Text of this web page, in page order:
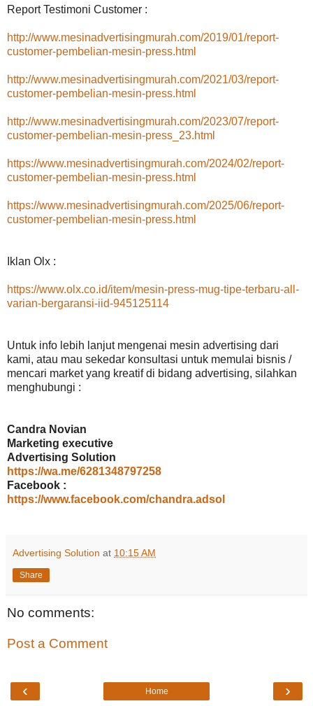
Report Testimoni Customer :
http://www.mesinadvertisingmurah.com/2019/01/report-
customer-pembelian-mesin-press.html
http://www.mesinadvertisingmurah.com/2021/03/report-
customer-pembelian-mesin-press.html
http://www.mesinadvertisingmurah.com/2023/07/report-
customer-pembelian-mesin-press_23.html
https://www.mesinadvertisingmurah.com/2024/02/report-
customer-pembelian-mesin-press.html
https://www.mesinadvertisingmurah.com/2025/06/report-
customer-pembelian-mesin-press.html
Iklan Olx :
https://www.olx.co.id/item/mesin-press-mug-tipe-terbaru-all-
varian-bergaransi-iid-945125114
Untuk info lebih lanjut mengenai mesin advertising dari
kami, atau mau sekedar konsultasi untuk memulai bisnis /
mencari market yang kreatif di bidang advertising, silahkan
menghubungi :
Candra Novian
Marketing executive
Advertising Solution
https://wa.me/6281348797258
Facebook :
https://www.facebook.com/chandra.adsol
Advertising Solution at 10:15 AM
Share
No comments:
Post a Comment
‹ ›
Home